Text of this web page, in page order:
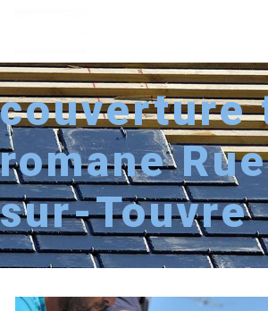
couverture
romane
sur-Touvre